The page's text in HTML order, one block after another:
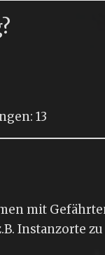
13
mit
Instanzorte zu